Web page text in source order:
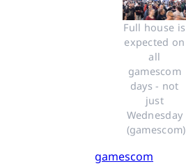
Full house is
expected on
all
gamescom
days - not
just
Wednesday
(gamescom)
gamescom